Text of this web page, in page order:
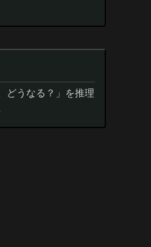
どうなる？」を推理